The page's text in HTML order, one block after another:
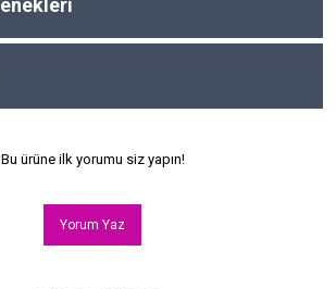
Bu ürüne ilk yorumu siz yapın!
Yorum Yaz